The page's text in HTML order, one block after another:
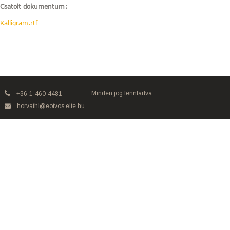
Csatolt dokumentum:
Kalligram.rtf
+36-1-460-4481
horvathl@eotvos.elte.hu
Minden jog fenntartva